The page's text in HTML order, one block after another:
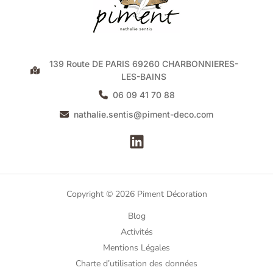
139 Route DE PARIS 69260 CHARBONNIERES-
LES-BAINS
06 09 41 70 88
nathalie.sentis@piment-deco.com
Copyright © 2026 Piment Décoration
Blog
Activités
Mentions Légales
Charte d’utilisation des données